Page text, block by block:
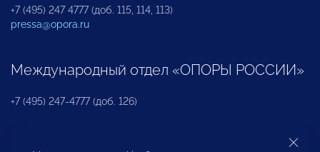
+7 (495) 247 4777 (доб. 115, 114, 113)
pressa@opora.ru
Международный отдел «ОПОРЫ РОССИИ»
+7 (495) 247-4777 (доб. 126)
Бюро по защите прав предпринимателей и